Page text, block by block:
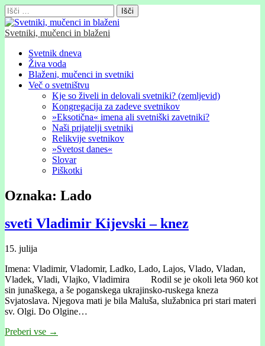
Išči:
Svetniki, mučenci in blaženi
Glavni
meni
Skip
content
Svetnik dneva
Živa voda
Blaženi, mučenci in svetniki
Več o svetništvu
Kje so živeli in delovali svetniki? (zemljevid)
Kongregacija za zadeve svetnikov
»Eksotična« imena ali svetniški zavetniki?
Naši prijatelji svetniki
Relikvije svetnikov
»Svetost danes«
Slovar
Piškotki
Oznaka: Lado
sveti Vladimir Kijevski – knez
15. julija
Imena: Vladimir, Vladomir, Ladko, Lado, Lajos, Vlado, Vladan,
Vladek, Vladi, Vlajko, Vladimira Rodil se je okoli leta 960 kot
sin junaškega, a še poganskega ukrajinsko-ruskega kneza
Svjatoslava. Njegova mati je bila Maluša, služabnica pri stari materi
sv. Olgi. Do Olgine…
Preberi vse →